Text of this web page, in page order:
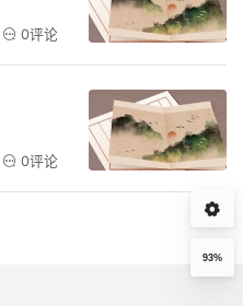
0评论
0评论
93%